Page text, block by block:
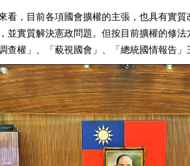
看，目前各項國會擴權的主張，也具有實
並實質解決憲政問題。但按目前擴權的修
查權」、「藐視國會」、「總統國情報告」